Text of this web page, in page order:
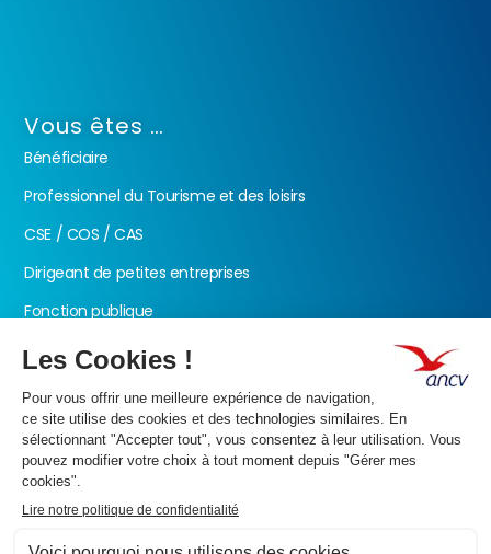
Vous êtes …
Bénéficiaire
Professionnel du Tourisme et des loisirs
CSE / COS / CAS
Dirigeant de petites entreprises
Fonction publique
Les Chèques-Vacances
Présentation de l’ANCV
Nos valeurs
Actualités
Documents